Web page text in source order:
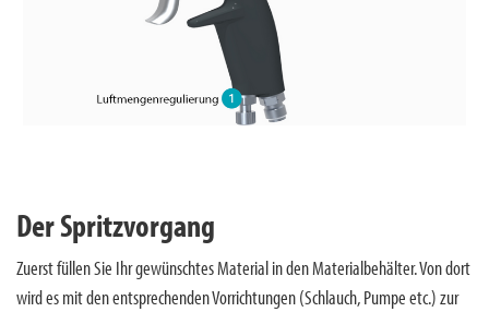
Der Spritzvorgang
Zuerst füllen Sie Ihr gewünschtes Material in den Materialbehälter. Von dort
wird es mit den entsprechenden Vorrichtungen (Schlauch, Pumpe etc.) zur